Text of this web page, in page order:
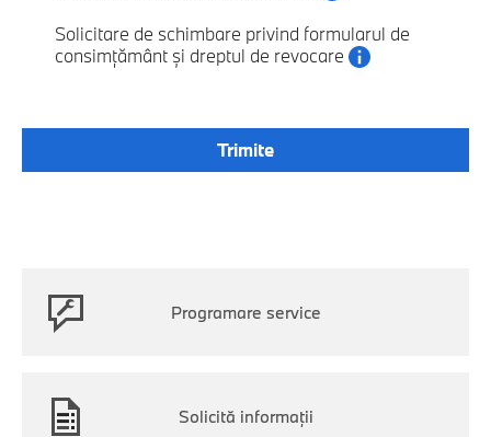
Solicitare de schimbare privind formularul de
consimțământ și dreptul de revocare
Programare service
Solicită informații